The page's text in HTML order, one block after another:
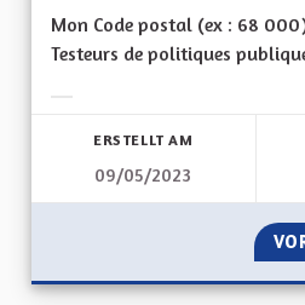
Mon Code postal (ex : 68
Testeurs de politiques
ERSTELLT AM
09/05/2023